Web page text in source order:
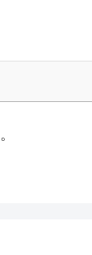
。